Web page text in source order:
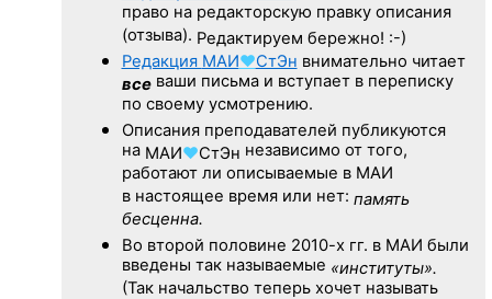
право на редакторскую правку описания
(отзыва). Редактируем бережно! :-)
Редакция МАИ♥СтЭн внимательно читает
всеваши письма и вступает в переписку
по своему усмотрению.
Описания преподавателей публикуются
на МАИ♥СтЭн независимо от того,
работают ли описываемые в МАИ
в настоящее время или нет: память
бесценна.
Во второй половине 2010-х гг. в МАИ были
введены так называемые «институты».
(Так начальство теперь хочет называть